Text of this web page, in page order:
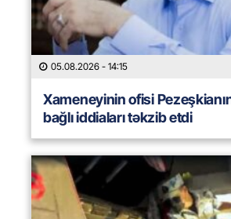
05.08.2026 - 14:15
Xameneyinin ofisi
bağlı iddiaları təkzib etdi